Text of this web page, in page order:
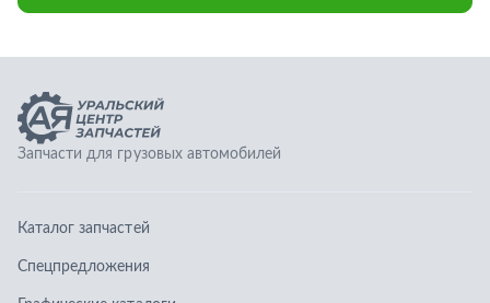
Спецпредложения
О компании
Контакты
Доставка и оплата